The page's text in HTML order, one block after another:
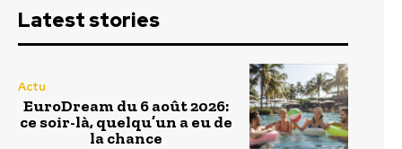
Latest stories
Actu
EuroDream du 6 août 2026:
ce soir-là, quelqu’un a eu de
la chance